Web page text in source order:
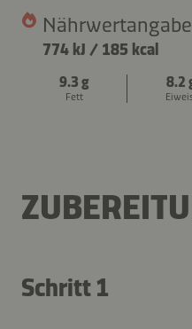
774 kJ / 185 kcal
9.3 g
Fett
8.2
Schritt 1